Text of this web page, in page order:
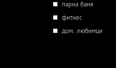
парна баня
фитнес
дом. любимци